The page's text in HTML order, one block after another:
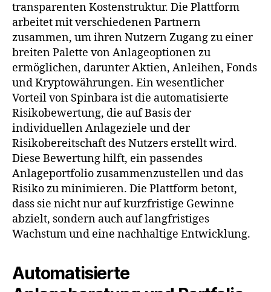
transparenten Kostenstruktur. Die Plattform
arbeitet mit verschiedenen Partnern
zusammen, um ihren Nutzern Zugang zu einer
breiten Palette von Anlageoptionen zu
ermöglichen, darunter Aktien, Anleihen, Fonds
und Kryptowährungen. Ein wesentlicher
Vorteil von Spinbara ist die automatisierte
Risikobewertung, die auf Basis der
individuellen Anlageziele und der
Risikobereitschaft des Nutzers erstellt wird.
Diese Bewertung hilft, ein passendes
Anlageportfolio zusammenzustellen und das
Risiko zu minimieren. Die Plattform betont,
dass sie nicht nur auf kurzfristige Gewinne
abzielt, sondern auch auf langfristiges
Wachstum und eine nachhaltige Entwicklung.
Automatisierte